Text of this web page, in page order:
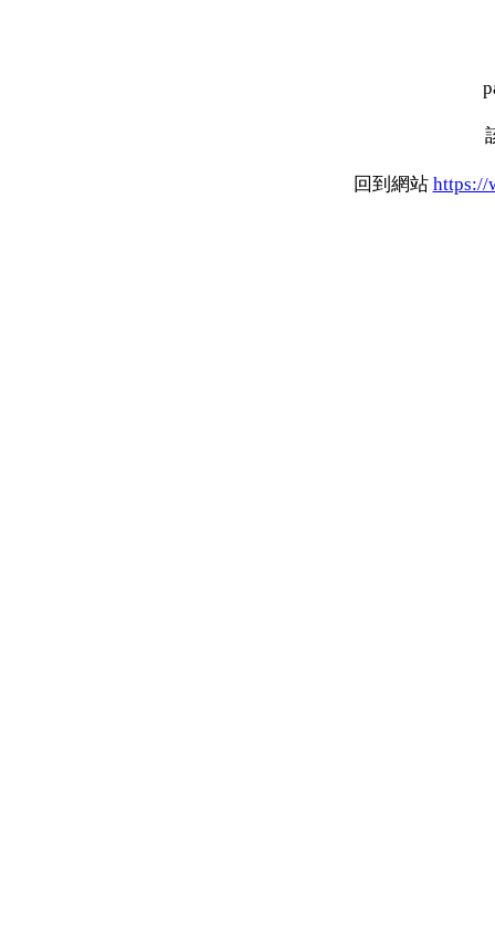
回到網站 https://